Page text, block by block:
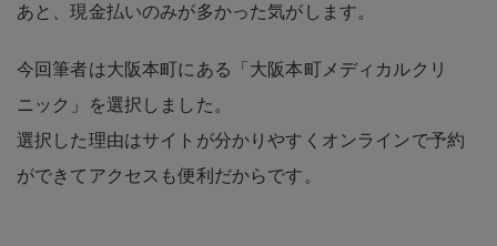
あと、現金払いのみが多かった気がします。
今回筆者は大阪本町にある「大阪本町メディカルクリ
ニック」を選択しました。
選択した理由はサイトが分かりやすくオンラインで予約
ができてアクセスも便利だからです。